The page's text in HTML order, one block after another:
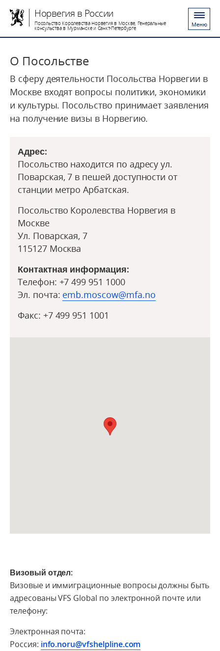
Норвегия в России
Посольство Королевства Норвегия в Москве, Генеральные
консульства в Мурманске и Санкт-Петербурге Меню
О Посольстве
В сферу деятельности Посольства Норвегии в
Москве входят вопросы политики, экономики
и культуры. Посольство принимает заявления
на получение визы в Норвегию.
Адрес:
Посольство находится по адресу ул.
Поварская, 7 в пешей доступности от
станции метро Арбатская.
Посольство Королевства Норвегия в
Москве
Ул. Поварская, 7
115127 Москва
Контактная информация:
Телефон: +7 499 951 1000
Эл. почта: emb.moscow@mfa.no
Факс: +7 499 951 1001
Визовый отдел:
Визовые и иммиграционные вопросы должны быть
адресованы VFS Global по электронной почте или
телефону:
Электронная почта:
Россия: info.noru@vfshelpline.com